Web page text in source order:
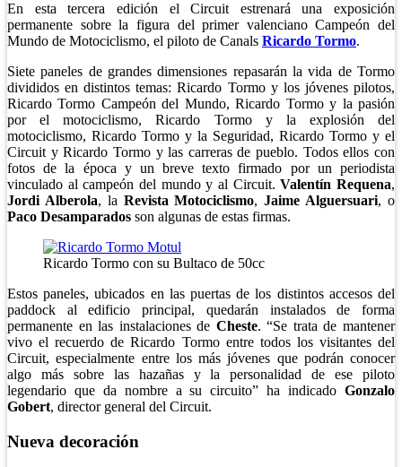
En esta tercera edición el Circuit estrenará una exposición
permanente sobre la figura del primer valenciano Campeón del
Mundo de Motociclismo, el piloto de Canals Ricardo Tormo.
Siete paneles de grandes dimensiones repasarán la vida de Tormo
divididos en distintos temas: Ricardo Tormo y los jóvenes pilotos,
Ricardo Tormo Campeón del Mundo, Ricardo Tormo y la pasión
por el motociclismo, Ricardo Tormo y la explosión del
motociclismo, Ricardo Tormo y la Seguridad, Ricardo Tormo y el
Circuit y Ricardo Tormo y las carreras de pueblo. Todos ellos con
fotos de la época y un breve texto firmado por un periodista
vinculado al campeón del mundo y al Circuit.Valentín Requena,
Jordi Alberola, la Revista Motociclismo,Jaime Alguersuari, o
Paco Desamparados son algunas de estas firmas.
Ricardo Tormo con su Bultaco de 50cc
Estos paneles, ubicados en las puertas de los distintos accesos del
paddock al edificio principal, quedarán instalados de forma
permanente en las instalaciones de Cheste. “Se trata de mantener
vivo el recuerdo de Ricardo Tormo entre todos los visitantes del
Circuit, especialmente entre los más jóvenes que podrán conocer
algo más sobre las hazañas y la personalidad de ese piloto
legendario que da nombre a su circuito” ha indicado Gonzalo
Gobert, director general del Circuit.
Nueva decoración